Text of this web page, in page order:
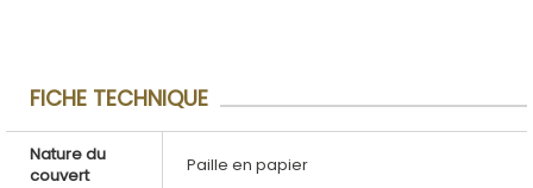
FICHE TECHNIQUE
Nature du
couvert
Paille en papier